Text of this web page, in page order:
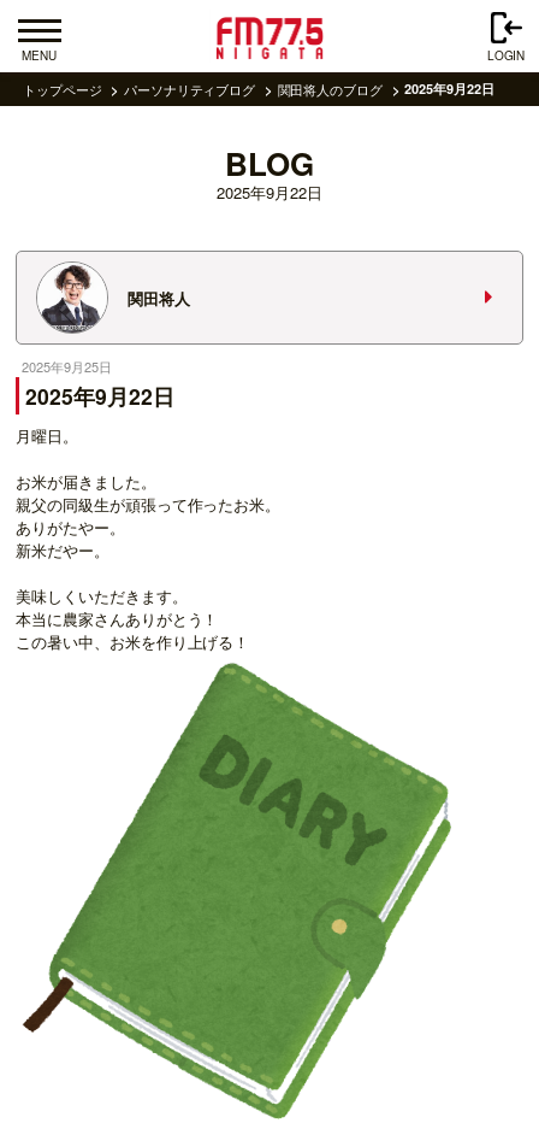
MENU LOGIN
トップページ パーソナリティブログ 関田将人のブログ 2025年9月22日
BLOG
2025年9月22日
関田将人
2025年9月25日
2025年9月22日
月曜日。
お米が届きました。
親父の同級生が頑張って作ったお米。
ありがたやー。
新米だやー。
美味しくいただきます。
本当に農家さんありがとう！
この暑い中、お米を作り上げる！